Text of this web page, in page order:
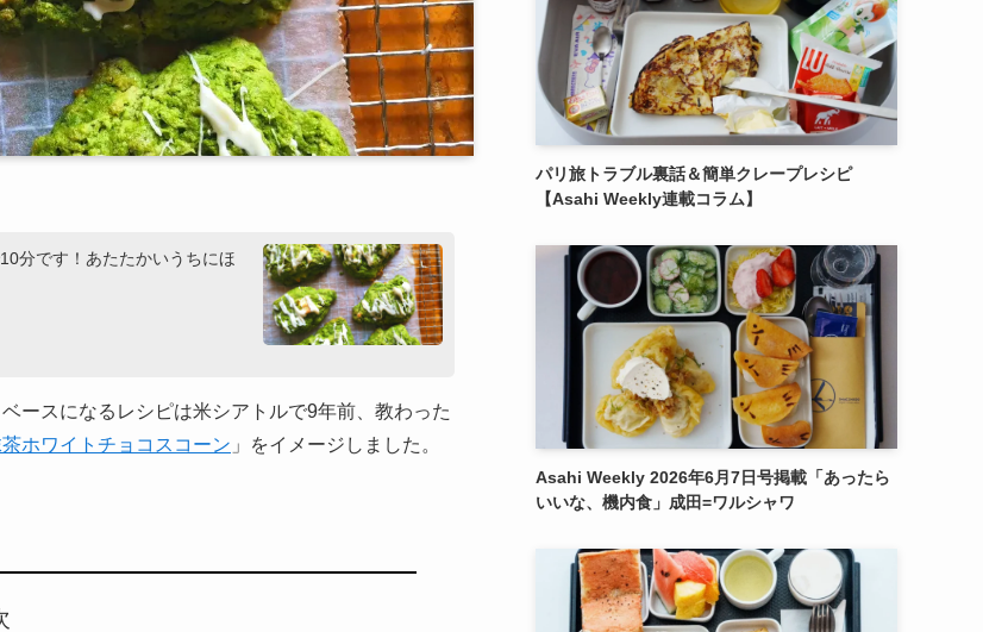
分です！あたたかいうちにほ
ースになるレシピは米シアトルで9年前、教わった
ホワイトチョコスコーン 」をイメージしました。
パリ旅トラブル裏話＆簡単クレープレシピ
【Asahi Weekly連載コラム】
Asahi Weekly 2026年6月7日号掲載「あったら
いいな、機内食」成田=ワルシャワ